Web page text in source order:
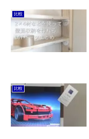
比較
比較